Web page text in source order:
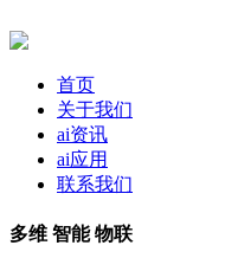
首页
关于我们
ai资讯
ai应用
联系我们
多维 智能 物联